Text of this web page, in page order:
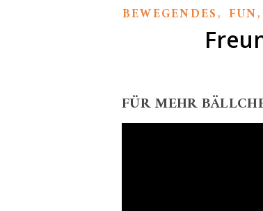
BEWEGENDES, FUN,
FÜR MEHR